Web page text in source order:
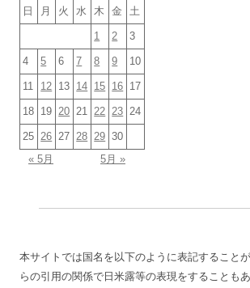
日
月 火 水 木 金 土
1 2 3
4 5 6 7 8 9 10
11 12 13 14 15 16 17
18 19 20 21 22 23 24
25 26 27 28 29 30
« 5月
5月 »
本サイトでは国名を以下のように表記すること
らの引用の関係で日米露等の表現をすることも